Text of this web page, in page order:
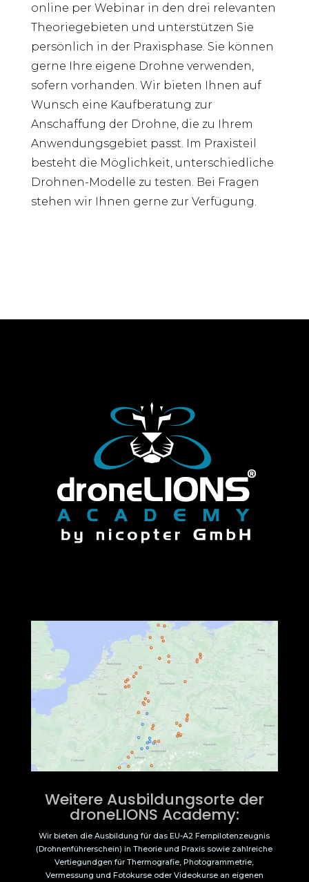
online per Webinar in den drei relevanten
Theoriegebieten und unterstützen Sie
persönlich in der Praxisphase. Sie können
gerne Ihre eigene Drohne verwenden,
sofern vorhanden. Wir bieten Ihnen auf
Wunsch eine Kaufberatung zur
Anschaffung der Drohne, die zu Ihrem
Anwendungsgebiet passt. Im Praxisteil
besteht die Möglichkeit, unterschiedliche
Drohnen-Modelle zu testen. Bei Fragen
stehen wir Ihnen gerne zur Verfügung.
Weitere Ausbildungsorte der
droneLIONS Academy:
Wir bieten die Ausbildung für das EU-A2 Fernpilotenzeugnis
(Drohnenführerschein) in Theorie und Praxis sowie zahlreiche
Vertiegundgen für Thermografie, Photogrammetrie,
Vermessung und Fotokurse oder Videokurse an eigenen